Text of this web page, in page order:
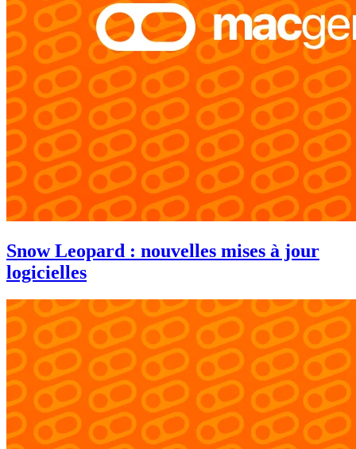
Snow Leopard : nouvelles mises à jour
logicielles